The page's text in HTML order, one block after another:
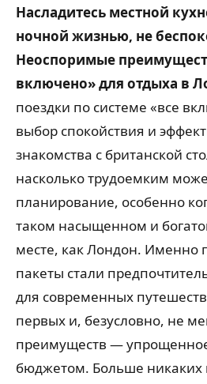
Насладитесь местной
ночной жизнью, не
Неоспоримые
включено» для отдыха в
поездки по системе «все
выбор спокойствия и
знакомства с британской
насколько трудоемким
планирование, особенно
таком насыщенном и
месте, как Лондон. Именно
пакеты стали
для современных
первых и, безусловно, не
преимуществ —
бюджетом. Больше никаких